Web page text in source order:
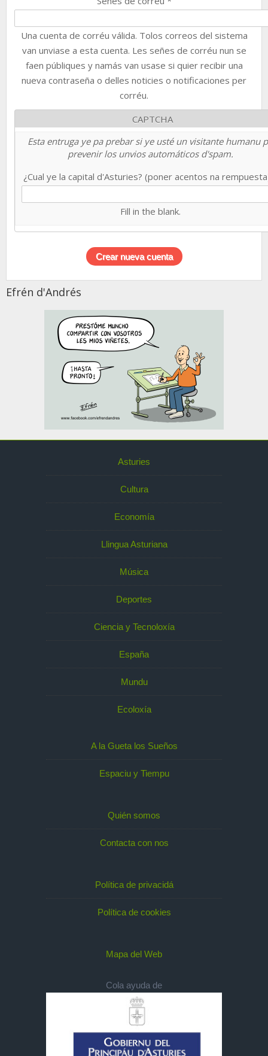
Una cuenta de corréu válida. Tolos correos del sistema
van unviase a esta cuenta. Les señes de corréu nun se
faen públiques y namás van usase si quier recibir una
nueva contraseña o delles noticies o notificaciones per
corréu.
CAPTCHA
Esta entruga ye pa prebar si ye usté un visitante humanu
prevenir los unvios automáticos d'spam.
¿Cual ye la capital d'Asturies? (poner acentos na
Fill in the blank.
Efrén d'Andrés
Asturies
Cultura
Economía
Llingua Asturiana
Música
Deportes
Ciencia y Tecnoloxía
España
Mundu
Ecoloxía
A la Gueta los Sueños
Espaciu y Tiempu
Quién somos
Contacta con nos
Política de privacidá
Política de cookies
Mapa del Web
Cola ayuda de